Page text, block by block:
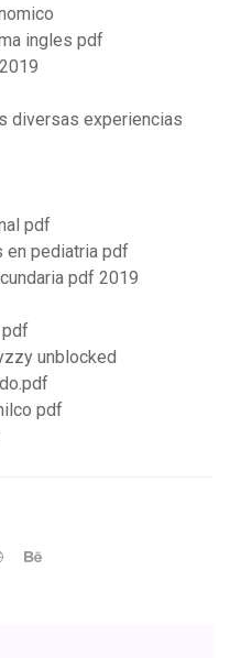
ingles pdf
diversas experiencias
pdf
en pediatria pdf
pdf 2019
unblocked
pdf